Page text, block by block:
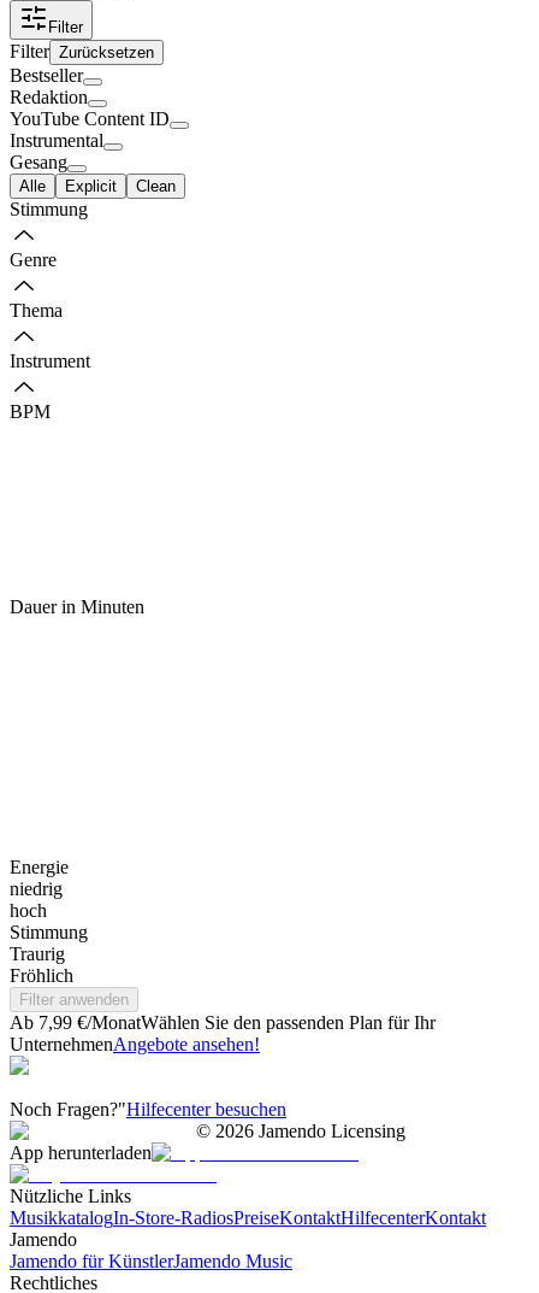
Filter
Filter Zurücksetzen
Bestseller
Redaktion
YouTube Content ID
Instrumental
Gesang
Alle Explicit Clean
Stimmung
Genre
Thema
Instrument
BPM
Dauer in Minuten
Energie
niedrig
hoch
Stimmung
Traurig
Fröhlich
Filter anwenden
Ab 7,99 €/MonatWählen Sie den passenden Plan für Ihr
UnternehmenAngebote ansehen!
Noch Fragen?"Hilfecenter besuchen
© 2026 Jamendo Licensing
App herunterladen
Nützliche Links
MusikkatalogIn-Store-RadiosPreiseKontaktHilfecenterKontakt
Jamendo
Jamendo für KünstlerJamendo Music
Rechtliches